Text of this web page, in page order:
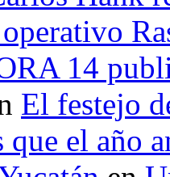
operativo
14
El festejo
que el año